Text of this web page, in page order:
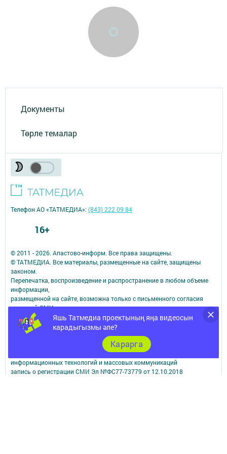
Документы
Төрле темалар
Яшь Татмедиа проектының яңа видеосын
карадыгызмы әле?
Карарга
© 2011 - 2026. Апастово-информ. Все права защищены.
© ТАТМЕДИА. Все материалы, размещенные на сайте, защищены
законом.
Перепечатка, воспроизведение и распространение в любом объеме
информации,
размещенной на сайте, возможна только с письменного согласия
редакций СМИ.
При поддержке Республиканского агентства по печати и массовым
коммуникациям.
Наименование СМИ: Апастово-информ
СМИ зарегистрировано Федеральной службой по надзору в сфере
информационных технологий и массовых коммуникаций
запись о регистрации СМИ Эл №ФС77-73779 от 12.10.2018
Телефон АО «ТАТМЕДИА»:(843) 222 09 84
16+